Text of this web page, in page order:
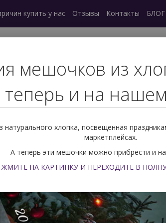
купить у нас Отзывы Контакты БЛОГ
звонок
Поиск по РУБАШКЕ
Карты Таро По
Таро с книгойв комплекте - идеальный
мешочков из
теперь и на
хлопка, посвещенная
маркетплейсах.
А теперь эти мешочки можно прибрести и
ЖМИТЕ НА КАРТИНКУ И ПЕРЕХОДИТЕ В